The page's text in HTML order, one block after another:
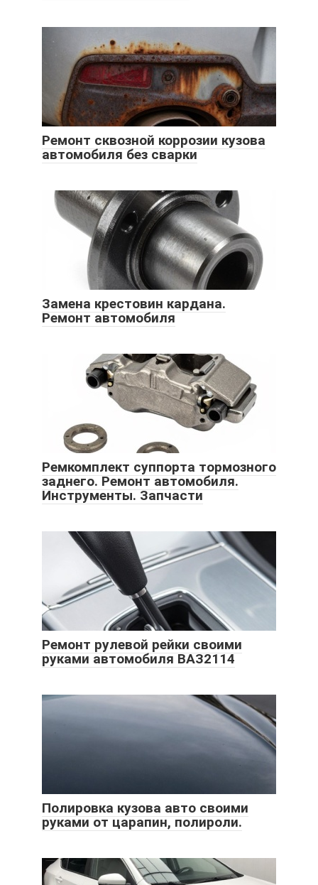
Ремонт сквозной коррозии кузова
автомобиля без сварки
Замена крестовин кардана.
Ремонт автомобиля
Ремкомплект суппорта тормозного
заднего. Ремонт автомобиля.
Инструменты. Запчасти
Ремонт рулевой рейки своими
руками автомобиля ВАЗ2114
Полировка кузова авто своими
руками от царапин, полироли.